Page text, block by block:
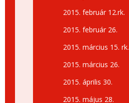
2015. február 12.rk.
2015. február 26.
2015. március 15. rk.
2015. március 26.
2015. április 30.
2015. május 28.